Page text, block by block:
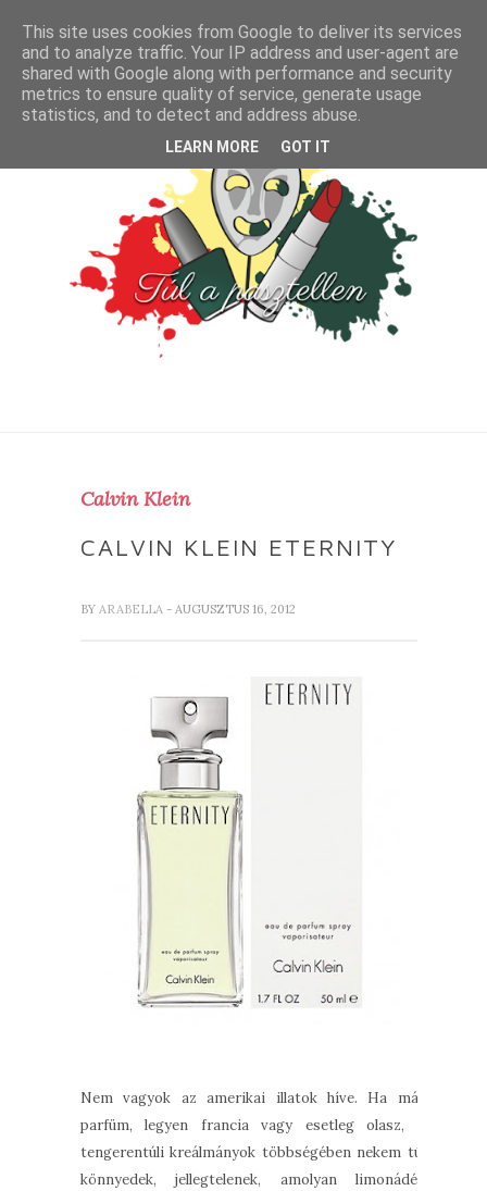
Calvin Klein
CALVIN KLEIN ETERNITY
BY ARABELLA - AUGUSZTUS 16, 2012
Nem vagyok az amerikai illatok híve. Ha már
parfüm, legyen francia vagy esetleg olasz, a
tengerentúli kreálmányok többségében nekem túl
könnyedek, jellegtelenek, amolyan limonádék
This site uses cookies from Google to deliver its services
and to analyze traffic. Your IP address and user-agent are
shared with Google along with performance and security
metrics to ensure quality of service, generate usage
statistics, and to detect and address abuse.
LEARN MORE GOT IT